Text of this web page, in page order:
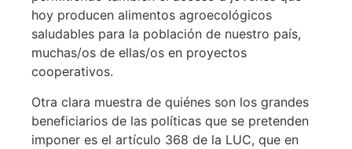
hoy producen alimentos agroecológicos
saludables para la población de nuestro país,
muchas/os de ellas/os en proyectos
cooperativos.
Otra clara muestra de quiénes son los grandes
beneficiarios de las políticas que se pretenden
imponer es el artículo 368 de la LUC, que en